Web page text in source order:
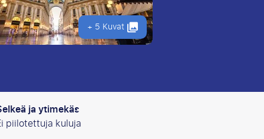
+ 5 Kuvat
ja ytimekäs
piilotettuja kuluja